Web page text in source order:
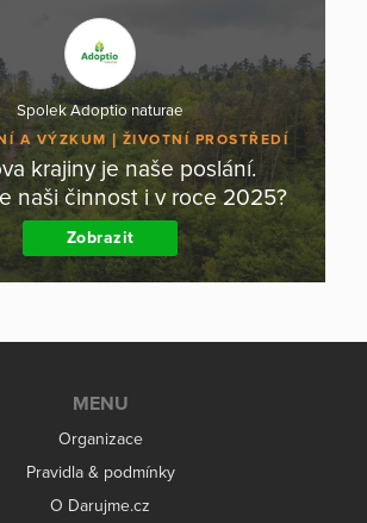
Spolek Adoptio naturae
A VÝZKUM ŽIVOTNÍ PROSTŘEDÍ
krajiny je naše poslání.
naši činnost i v roce 2025?
Zobrazit
MENU
Organizace
Pravidla & podmínky
O Darujme.cz